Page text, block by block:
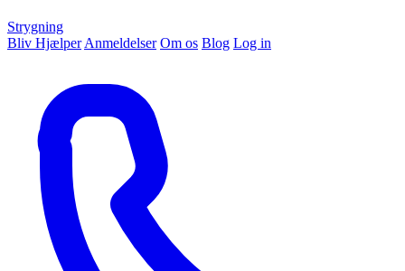
Strygning
Bliv Hjælper Anmeldelser Om os Blog Log in